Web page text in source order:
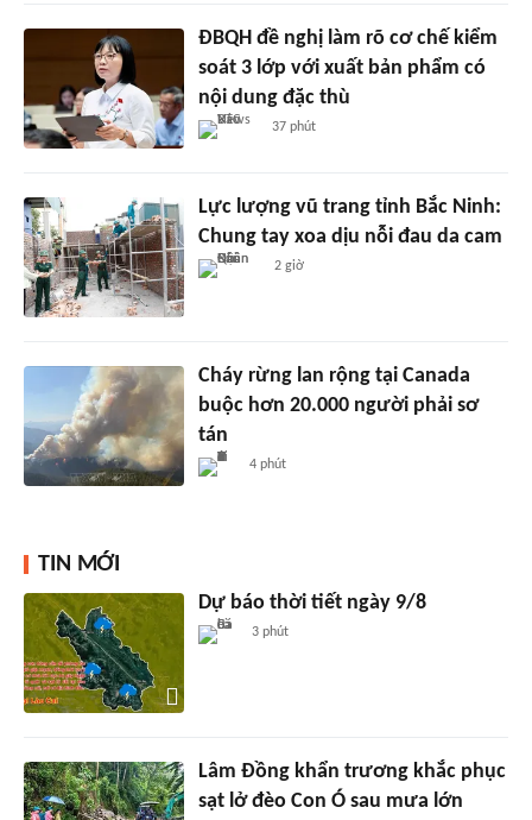
ĐBQH đề nghị làm rõ cơ chế kiểm
soát 3 lớp với xuất bản phẩm có
nội dung đặc thù
37 phút
Lực lượng vũ trang tỉnh Bắc Ninh:
Chung tay xoa dịu nỗi đau da cam
2 giờ
Cháy rừng lan rộng tại Canada
buộc hơn 20.000 người phải sơ
tán
4 phút
TIN MỚI
Dự báo thời tiết ngày 9/8
3 phút
Lâm Đồng khẩn trương khắc phục
sạt lở đèo Con Ó sau mưa lớn